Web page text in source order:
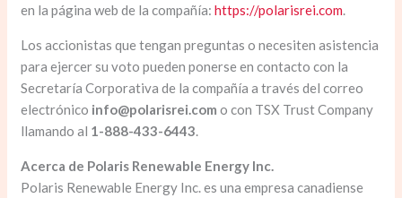
en la página web de la compañía:https://polarisrei.com.
Los accionistas que tengan preguntas o necesiten asistencia
para ejercer su voto pueden ponerse en contacto con la
Secretaría Corporativa de la compañía a través del correo
electrónico info@polarisrei.com o con TSX Trust Company
llamando al 1-888-433-6443.
Acerca de Polaris Renewable Energy Inc.
Polaris Renewable Energy Inc. es una empresa canadiense